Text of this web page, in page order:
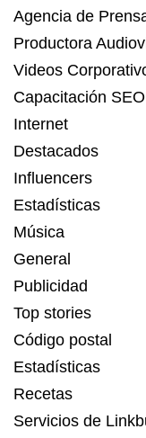
Agencia de
Productora
Videos
Capacitación SEO
Internet
Destacados
Influencers
Estadísticas
Música
General
Publicidad
Top stories
Código postal
Estadísticas
Recetas
Servicios de